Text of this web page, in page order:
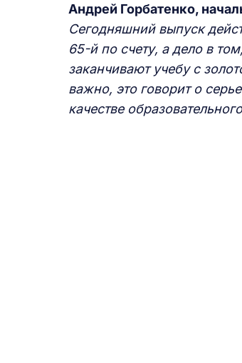
Андрей Горбатенко,
Сегодняшний выпуск
65-й по счету, а дело в
заканчивают учебу с
важно, это говорит о
качестве